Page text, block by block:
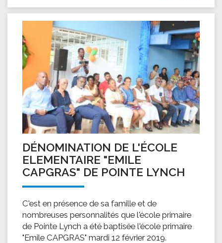
DÉNOMINATION DE L'ÉCOLE
ELEMENTAIRE "EMILE
CAPGRAS" DE POINTE LYNCH
C'est en présence de sa famille et de
nombreuses personnalités que l'école primaire
de Pointe Lynch a été baptisée l'école primaire
"Emile CAPGRAS" mardi 12 février 2019.